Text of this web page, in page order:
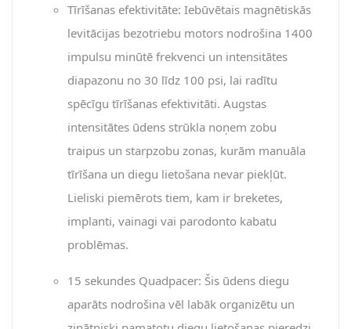
Tīrīšanas efektivitāte: Iebūvētais magnētiskās
levitācijas bezotriebu motors nodrošina 1400
impulsu minūtē frekvenci un intensitātes
diapazonu no 30 līdz 100 psi, lai radītu
spēcīgu tīrīšanas efektivitāti. Augstas
intensitātes ūdens strūkla noņem zobu
traipus un starpzobu zonas, kurām manuāla
tīrīšana un diegu lietošana nevar piekļūt.
Lieliski piemērots tiem, kam ir breketes,
implanti, vainagi vai parodonto kabatu
problēmas.
15 sekundes Quadpacer: Šis ūdens diegu
aparāts nodrošina vēl labāk organizētu un